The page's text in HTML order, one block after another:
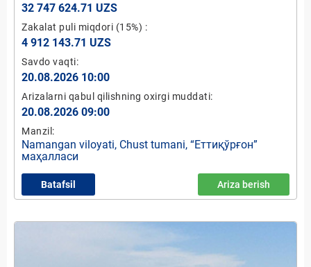
32 747 624.71 UZS
Zakalat puli miqdori (15%) :
4 912 143.71 UZS
Savdo vaqti:
20.08.2026 10:00
Arizalarni qabul qilishning oxirgi muddati:
20.08.2026 09:00
Manzil:
Namangan viloyati, Chust tumani, “Еттиқўрғон”
маҳалласи
Batafsil Ariza berish